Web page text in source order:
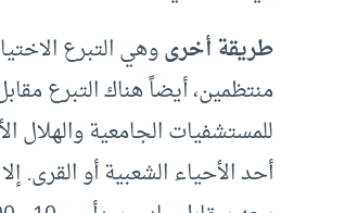
طريقة أخرىوهي التبرع
منتظمين، أيضاً هناك التبرع
للمستشفيات الجامعية والهلال
أحد الأحياء الشعبية أو